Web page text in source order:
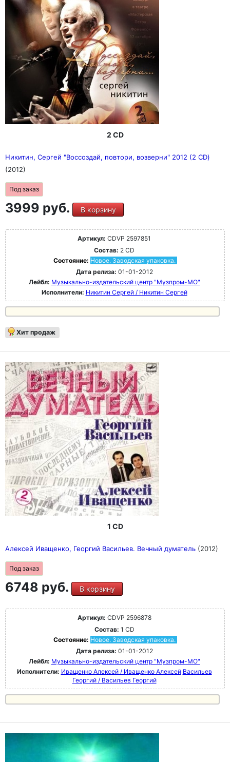
2 CD
Никитин, Сергей "Воссоздай, повтори, возверни" 2012 (2 CD)
(2012)
Под заказ
3999 руб. В корзину
Артикул: CDVP 2597851
Состав: 2 CD
Состояние: Новое. Заводская упаковка.
Дата релиза: 01-01-2012
Лейбл: Музыкально-издательский центр "Музпром-МО"
Исполнители: Никитин Сергей / Никитин Сергей
Хит продаж
1 CD
Алексей Иващенко, Георгий Васильев. Вечный думатель (2012)
Под заказ
6748 руб. В корзину
Артикул: CDVP 2596878
Состав: 1 CD
Состояние: Новое. Заводская упаковка.
Дата релиза: 01-01-2012
Лейбл: Музыкально-издательский центр "Музпром-МО"
Исполнители: Иващенко Алексей / Иващенко Алексей Васильев
Георгий / Васильев Георгий